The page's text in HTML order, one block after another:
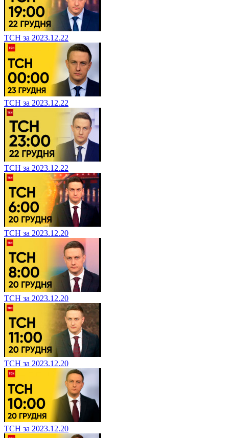
ТСН за 2023.12.22
ТСН за 2023.12.22
ТСН за 2023.12.22
ТСН за 2023.12.20
ТСН за 2023.12.20
ТСН за 2023.12.20
ТСН за 2023.12.20